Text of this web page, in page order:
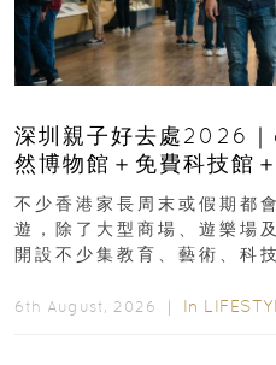
深圳親子好去處2026｜
然博物館＋免費科技館
齡、交通、門票、開放時
不少香港家長周末或假期都
遊，除了大型商場、遊樂場
開設不少集教育、藝術、科
6th August, 2026 ｜ In